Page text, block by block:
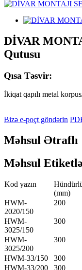
DİVAR
Qutusu
Qısa Təsvir:
İkiqat qapılı metal
Bizə e-poçt göndərin
Məhsul Ətraflı
Məhsul
Kod yazın
(mm)
HWM-
2020/150
200
HWM-
3025/150
300
HWM-
3025/200
300
HWM-33/150 300
HWM-33/200
300